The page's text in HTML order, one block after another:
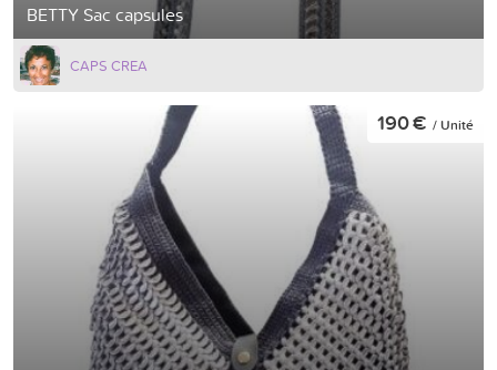
BETTY Sac capsules
CAPS CREA
190 € / Unité